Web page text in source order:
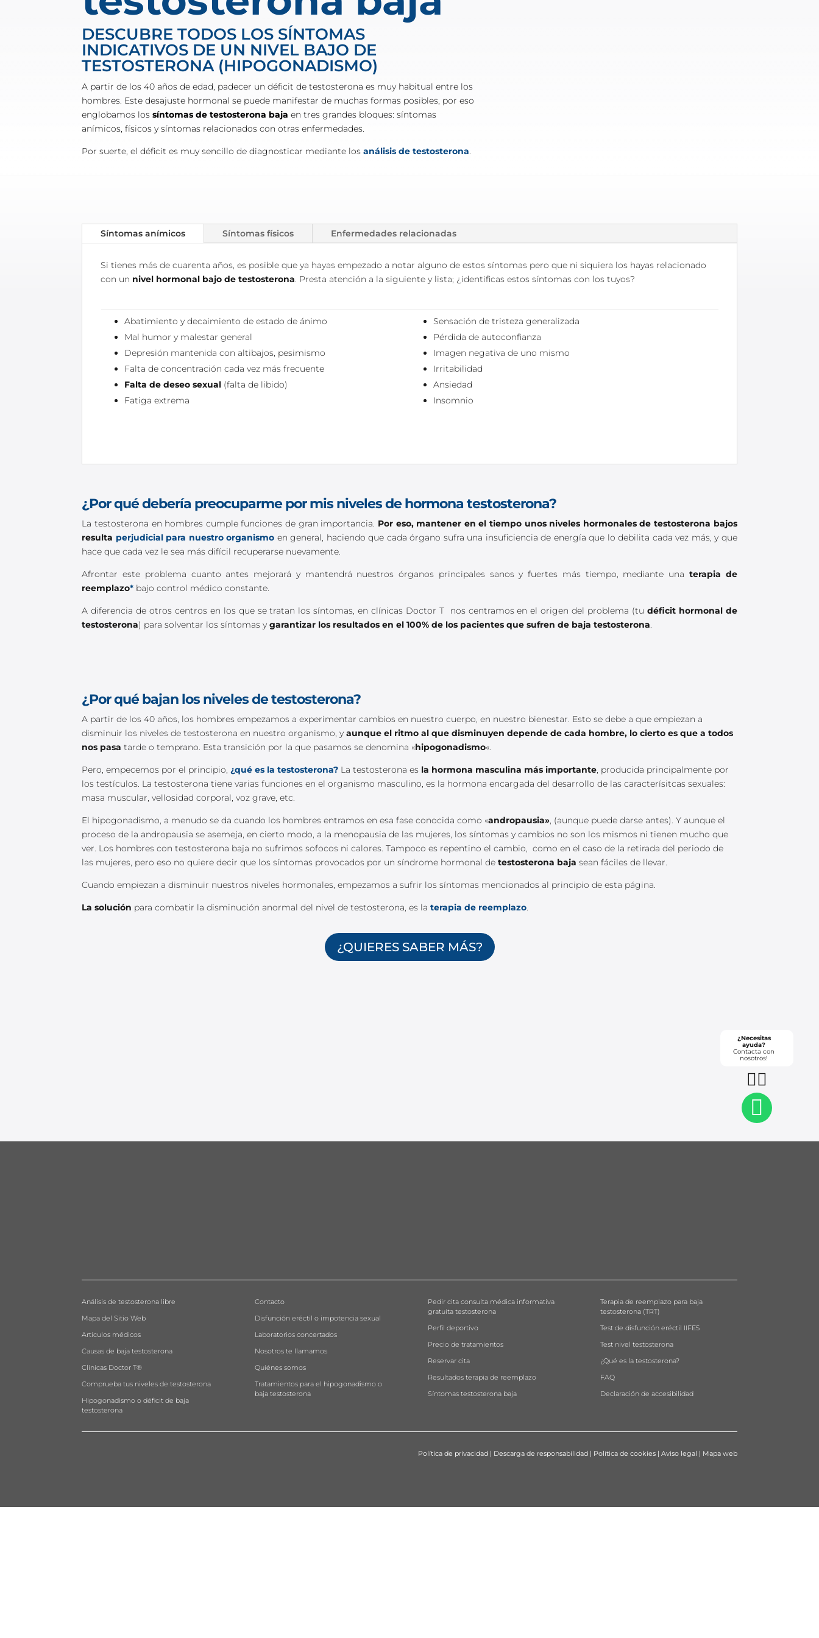
DESCUBRE TODOS LOS SÍNTOMAS
INDICATIVOS DE UN NIVEL BAJO DE
TESTOSTERONA (HIPOGONADISMO)
A partir de los 40 años de edad, padecer un déficit de testosterona es muy habitual entre los
hombres. Este desajuste hormonal se puede manifestar de muchas formas posibles, por eso
englobamos lossíntomas de testosterona baja en tres grandes bloques: síntomas
anímicos, físicos y síntomas relacionados con otras enfermedades.
Por suerte, el déficit es muy sencillo de diagnosticar mediante losanálisis de testosterona.
Síntomas anímicos Síntomas físicos Enfermedades relacionadas
Si tienes más de cuarenta años, es posible que ya hayas empezado a notar alguno de estos síntomas pero que ni siquiera los hayas relacionado
con un nivel hormonal bajo de testosterona. Presta atención a la siguiente y lista; ¿identificas estos síntomas con los tuyos?
Abatimiento y decaimiento de estado de ánimo
Mal humor y malestar general
Depresión mantenida con altibajos, pesimismo
Falta de concentración cada vez más frecuente
Falta de deseo sexual (falta de libido)
Fatiga extrema
Sensación de tristeza generalizada
Pérdida de autoconfianza
Imagen negativa de uno mismo
Irritabilidad
Ansiedad
Insomnio
¿Por qué debería preocuparme por mis niveles de hormona testosterona?
La testosterona en hombres cumple funciones de gran importancia. Por eso, mantener en el tiempo unos niveles hormonales de testosterona bajos
resulta perjudicial para nuestro organismo en general, haciendo que cada órgano sufra una insuficiencia de energía que lo debilita cada vez más, y que
hace que cada vez le sea más difícil recuperarse nuevamente.
Afrontar este problema cuanto antes mejorará y mantendrá nuestros órganos principales sanos y fuertes más tiempo, mediante una terapia de
reemplazo* bajo control médico constante.
A diferencia de otros centros en los que se tratan los síntomas, en clínicas Doctor T nos centramos en el origen del problema (tu déficit hormonal de
testosterona) para solventar los síntomas y garantizar los resultados en el 100% de los pacientes que sufren de baja testosterona.
¿Por qué bajan los niveles de testosterona?
A partir de los 40 años, los hombres empezamos a experimentar cambios en nuestro cuerpo, en nuestro bienestar. Esto se debe a que empiezan a
disminuir los niveles de testosterona en nuestro organismo, yaunque el ritmo al que disminuyen depende de cada hombre, lo cierto es que a todos
nos pasa tarde o temprano. Esta transición por la que pasamos se denomina «hipogonadismo«.
Pero, empecemos por el principio,¿qué es la testosterona? La testosterona es la hormona masculina más importante, producida principalmente por
los testículos. La testosterona tiene varias funciones en el organismo masculino, es la hormona encargada del desarrollo de las caracterísitcas sexuales:
masa muscular, vellosidad corporal, voz grave, etc.
El hipogonadismo, a menudo se da cuando los hombres entramos en esa fase conocida como «andropausia», (aunque puede darse antes). Y aunque el
proceso de la andropausia se asemeja, en cierto modo, a la menopausia de las mujeres, los síntomas y cambios no son los mismos ni tienen mucho que
ver. Los hombres con testosterona baja no sufrimos sofocos ni calores. Tampoco es repentino el cambio, como en el caso de la retirada del periodo de
las mujeres, pero eso no quiere decir que los síntomas provocados por un síndrome hormonal detestosterona baja sean fáciles de llevar.
Cuando empiezan a disminuir nuestros niveles hormonales, empezamos a sufrir los síntomas mencionados al principio de esta página.
La solución para combatir la disminución anormal del nivel de testosterona, es laterapia de reemplazo.
¿QUIERES SABER MÁS?
¿Necesitas
ayuda?
Contacta con
nosotros!
👇🏼

Análisis de testosterona libre
Mapa del Sitio Web
Artículos médicos
Causas de baja testosterona
Clínicas Doctor T®
Comprueba tus niveles de testosterona
Hipogonadismo o déficit de baja
testosterona
Contacto
Disfunción eréctil o impotencia sexual
Laboratorios concertados
Nosotros te llamamos
Quiénes somos
Tratamientos para el hipogonadismo o
baja testosterona
Pedir cita consulta médica informativa
gratuita testosterona
Perfil deportivo
Precio de tratamientos
Reservar cita
Resultados terapia de reemplazo
Síntomas testosterona baja
Terapia de reemplazo para baja
testosterona (TRT)
Test de disfunción eréctil IIFE5
Test nivel testosterona
¿Qué es la testosterona?
FAQ
Declaración de accesibilidad
Política de privacidad| Descarga de responsabilidad| Política de cookies| Aviso legal | Mapa web